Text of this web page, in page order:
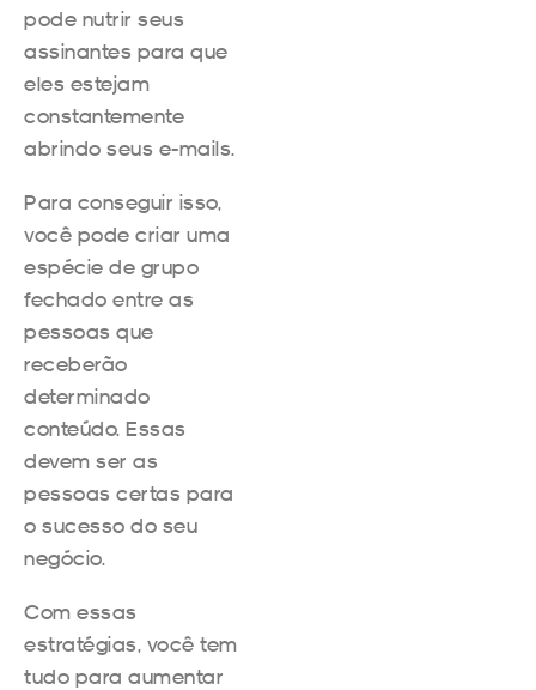
pode nutrir seus
assinantes para que
eles estejam
constantemente
abrindo seus e-mails.
Para conseguir isso,
você pode criar uma
espécie de grupo
fechado entre as
pessoas que
receberão
determinado
conteúdo. Essas
devem ser as
pessoas certas para
o sucesso do seu
negócio.
Com essas
estratégias, você tem
tudo para aumentar